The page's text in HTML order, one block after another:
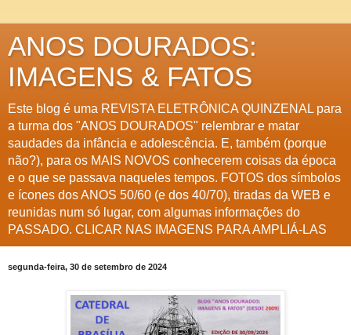
ANOS DOURADOS:
IMAGENS & FATOS
Este blog é uma REVISTA ELETRÔNICA QUINZENAL para
a turma dos "ANOS DOURADOS" relembrar e matar
saudades da infância e adolescência. E, também (porque
não?), para os MAIS NOVOS conhecerem coisas da época
e o que se passava naqueles tempos. FOTOS dos símbolos
e ícones dos ANOS 50/60 (e dos 40/70), tiradas da WEB e
reunidas num só lugar, com algumas informações do
PASSADO. CLICAR NAS IMAGENS PARA AMPLIÁ-LAS
segunda-feira, 30 de setembro de 2024